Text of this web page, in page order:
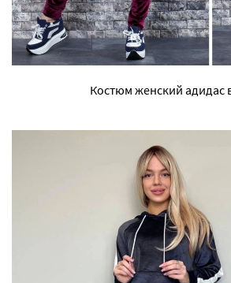
Костюм женский адидас